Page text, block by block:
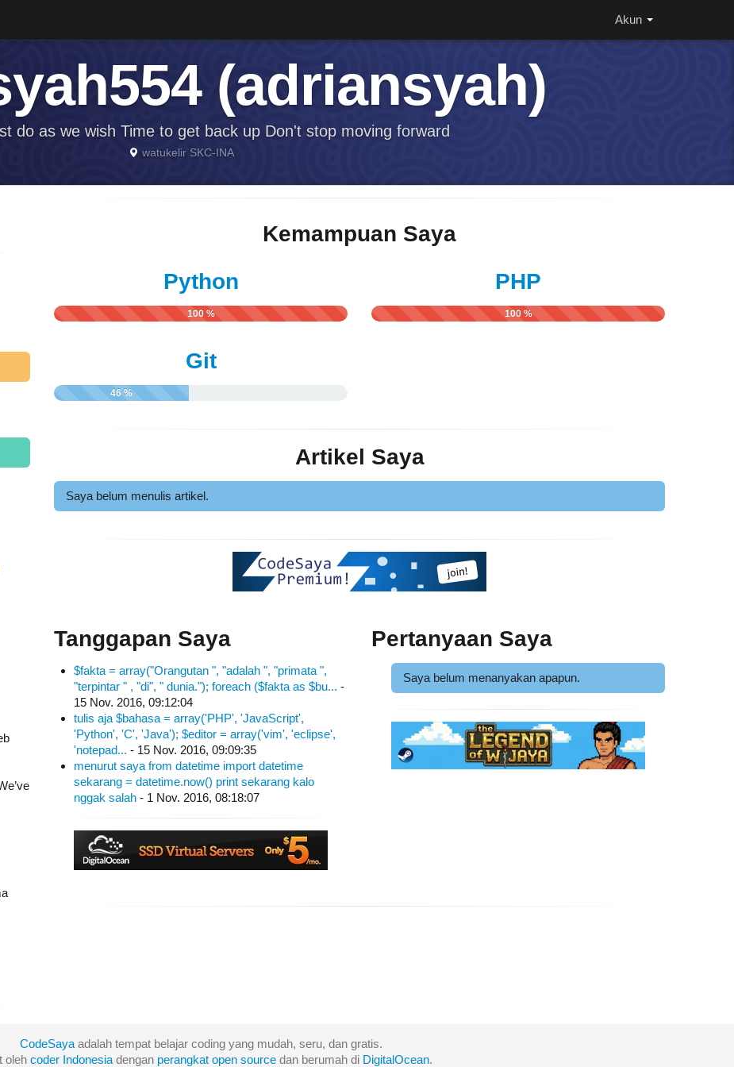
Akun
(adriansyah)
do as we wish Time to get back up Don't stop moving forward
watukelir SKC-INA
Kemampuan Saya
Python
100 %
PHP
100 %
Git
46 %
Artikel Saya
Saya belum menulis artikel.
Tanggapan Saya
$fakta = array("Orangutan ", "adalah ", "primata ",
"terpintar " , "di", " dunia."); foreach ($fakta as $bu... -
15 Nov. 2016, 09:12:04
tulis aja $bahasa = array('PHP', 'JavaScript',
'Python', 'C', 'Java'); $editor = array('vim', 'eclipse',
'notepad... - 15 Nov. 2016, 09:09:35
menurut saya from datetime import datetime
sekarang = datetime.now() print sekarang kalo
nggak salah - 1 Nov. 2016, 08:18:07
Pertanyaan Saya
Saya belum menanyakan apapun.
CodeSayaadalah tempat belajar coding yang mudah, seru, dan gratis.
oleh coder Indonesia dengan perangkat open source dan berumah di DigitalOcean.